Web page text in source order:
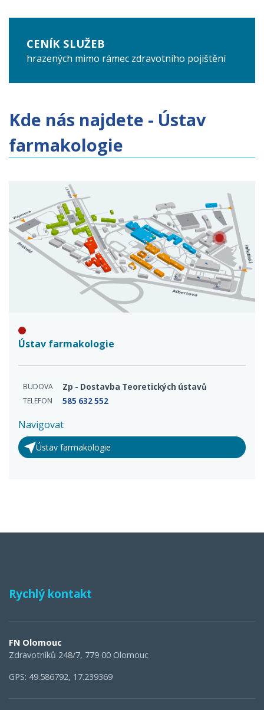
CENÍK SLUŽEB
hrazených mimo rámec zdravotního pojištění
Kde nás najdete - Ústav
farmakologie
Ústav farmakologie
BUDOVA Zp - Dostavba Teoretických ústavů
TELEFON 585 632 552
Navigovat
Ústav farmakologie
Rychlý kontakt
FN Olomouc
Zdravotníků 248/7, 779 00 Olomouc
GPS: 49.586792, 17.239369